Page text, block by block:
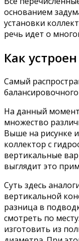
основанием
установки
речь идет о
Как
Самый
На данный
множество
Выше на рисунке
коллектор с
вертикальные
выглядит это
Суть здесь
вертикальной
разница в
смотреть по
изготовить из